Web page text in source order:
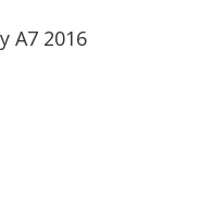
A7 2016